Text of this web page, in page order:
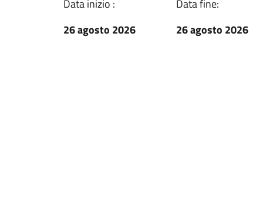
Data inizio :
26 agosto 2026
Data fine:
26 agosto 2026